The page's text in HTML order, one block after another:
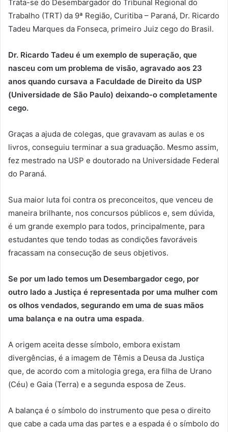
Trata-se do Desembargador do Tribunal Regional do
Trabalho (TRT) da 9ª Região, Curitiba – Paraná, Dr. Ricardo
Tadeu Marques da Fonseca, primeiro Juiz cego do Brasil.
Dr. Ricardo Tadeu é um exemplo de superação, que
nasceu com um problema de visão, agravado aos 23
anos quando cursava a Faculdade de Direito da USP
(Universidade de São Paulo) deixando-o completamente
cego.
Graças a ajuda de colegas, que gravavam as aulas e os
livros, conseguiu terminar a sua graduação. Mesmo assim,
fez mestrado na USP e doutorado na Universidade Federal
do Paraná.
Sua maior luta foi contra os preconceitos, que venceu de
maneira brilhante, nos concursos públicos e, sem dúvida,
é um grande exemplo para todos, principalmente, para
estudantes que tendo todas as condições favoráveis
fracassam na consecução de seus objetivos.
Se por um lado temos um Desembargador cego, por
outro lado a Justiça é representada por uma mulher com
os olhos vendados, segurando em uma de suas mãos
uma balança e na outra uma espada.
A origem aceita desse símbolo, embora existam
divergências, é a imagem de Têmis a Deusa da Justiça
que, de acordo com a mitologia grega, era filha de Urano
(Céu) e Gaia (Terra) e a segunda esposa de Zeus.
A balança é o símbolo do instrumento que pesa o direito
que cabe a cada uma das partes e a espada é o símbolo do